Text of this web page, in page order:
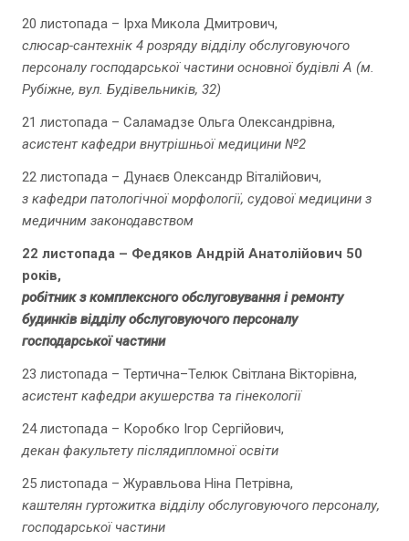
20 листопада – Ірха Микола Дмитрович,
слюсар-сантехнік 4 розряду відділу обслуговуючого
персоналу господарської частини основної будівлі А (м.
Рубіжне, вул. Будівельників, 32)
21 листопада – Саламадзе Ольга Олександрівна,
асистент кафедри внутрішньої медицини №2
22 листопада – Дунаєв Олександр Віталійович,
з кафедри патологічної морфології, судової медицини з
медичним законодавством
22 листопада – Федяков Андрій Анатолійович 50
років,
робітник з комплексного обслуговування і ремонту
будинків відділу обслуговуючого персоналу
господарської частини
23 листопада – Тертична–Телюк Світлана Вікторівна,
асистент кафедри акушерства та гінекології
24 листопада – Коробко Ігор Сергійович,
декан факультету післядипломної освіти
25 листопада – Журавльова Ніна Петрівна,
каштелян гуртожитка відділу обслуговуючого персоналу,
господарської частини